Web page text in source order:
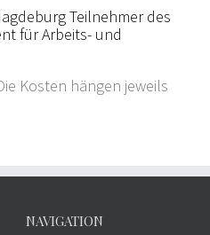
Teilnehmer des
für Arbeits- und
Kosten hängen jeweils
NAVIGATION